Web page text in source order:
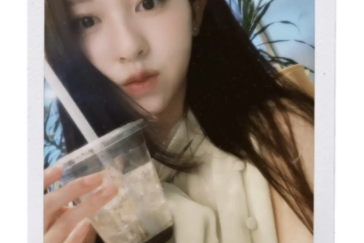
Follow us
ST member
新規会員登録・ログイン